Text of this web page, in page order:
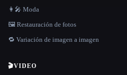
👩‍🎤 Moda
🖼️ Restauración de fotos
🔁 Variación de imagen a imagen
🎬VIDEO